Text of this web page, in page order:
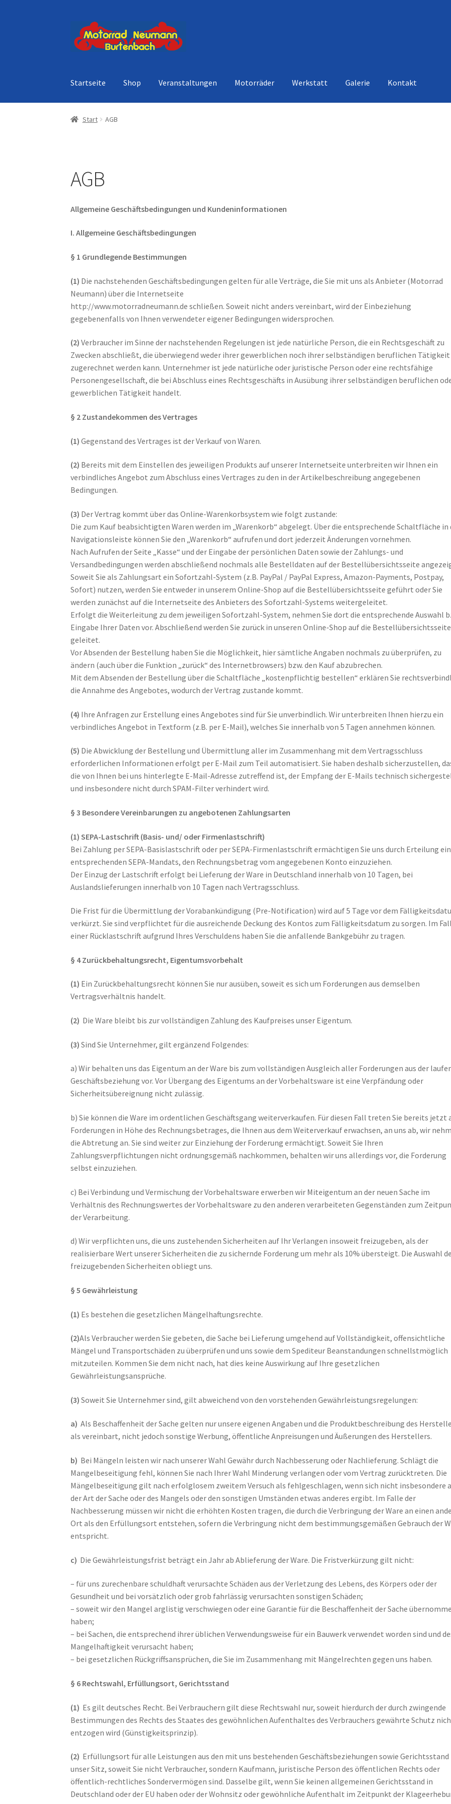
Zur
Navigation
springen
Zum
Inhalt
springen
Startseite Shop Veranstaltungen Motorräder Werkstatt Galerie Kontakt
Start AGB
AGB
Allgemeine Geschäftsbedingungen und Kundeninformationen
I. Allgemeine Geschäftsbedingungen
§ 1 Grundlegende Bestimmungen
(1) Die nachstehenden Geschäftsbedingungen gelten für alle Verträge, die Sie mit uns als Anbieter (Motorrad
Neumann) über die Internetseite
http://www.motorradneumann.de schließen. Soweit nicht anders vereinbart, wird der Einbeziehung
gegebenenfalls von Ihnen verwendeter eigener Bedingungen widersprochen.
(2) Verbraucher im Sinne der nachstehenden Regelungen ist jede natürliche Person, die ein Rechtsgeschäft zu
Zwecken abschließt, die überwiegend weder ihrer gewerblichen noch ihrer selbständigen beruflichen Tätigkeit
zugerechnet werden kann. Unternehmer ist jede natürliche oder juristische Person oder eine rechtsfähige
Personengesellschaft, die bei Abschluss eines Rechtsgeschäfts in Ausübung ihrer selbständigen beruflichen
gewerblichen Tätigkeit handelt.
§ 2 Zustandekommen des Vertrages
(1) Gegenstand des Vertrages ist der Verkauf von Waren.
(2) Bereits mit dem Einstellen des jeweiligen Produkts auf unserer Internetseite unterbreiten wir Ihnen ein
verbindliches Angebot zum Abschluss eines Vertrages zu den in der Artikelbeschreibung angegebenen
Bedingungen.
(3) Der Vertrag kommt über das Online-Warenkorbsystem wie folgt zustande:
Die zum Kauf beabsichtigten Waren werden im „Warenkorb“ abgelegt. Über die entsprechende Schaltfläche in
Navigationsleiste können Sie den „Warenkorb“ aufrufen und dort jederzeit Änderungen vornehmen.
Nach Aufrufen der Seite „Kasse“ und der Eingabe der persönlichen Daten sowie der Zahlungs- und
Versandbedingungen werden abschließend nochmals alle Bestelldaten auf der Bestellübersichtsseite
Soweit Sie als Zahlungsart ein Sofortzahl-System (z.B. PayPal / PayPal Express, Amazon-Payments, Postpay,
Sofort) nutzen, werden Sie entweder in unserem Online-Shop auf die Bestellübersichtsseite geführt oder Sie
werden zunächst auf die Internetseite des Anbieters des Sofortzahl-Systems weitergeleitet.
Erfolgt die Weiterleitung zu dem jeweiligen Sofortzahl-System, nehmen Sie dort die entsprechende Auswahl
Eingabe Ihrer Daten vor. Abschließend werden Sie zurück in unseren Online-Shop auf die Bestellübersichtsseite
geleitet.
Vor Absenden der Bestellung haben Sie die Möglichkeit, hier sämtliche Angaben nochmals zu überprüfen, zu
ändern (auch über die Funktion „zurück“ des Internetbrowsers) bzw. den Kauf abzubrechen.
Mit dem Absenden der Bestellung über die Schaltfläche „kostenpflichtig bestellen“ erklären Sie
die Annahme des Angebotes, wodurch der Vertrag zustande kommt.
(4) Ihre Anfragen zur Erstellung eines Angebotes sind für Sie unverbindlich. Wir unterbreiten Ihnen hierzu ein
verbindliches Angebot in Textform (z.B. per E-Mail), welches Sie innerhalb von 5 Tagen annehmen können.
(5) Die Abwicklung der Bestellung und Übermittlung aller im Zusammenhang mit dem Vertragsschluss
erforderlichen Informationen erfolgt per E-Mail zum Teil automatisiert. Sie haben deshalb sicherzustellen,
die von Ihnen bei uns hinterlegte E-Mail-Adresse zutreffend ist, der Empfang der E-Mails technisch
und insbesondere nicht durch SPAM-Filter verhindert wird.
§ 3 Besondere Vereinbarungen zu angebotenen Zahlungsarten
(1) SEPA-Lastschrift (Basis- und/ oder Firmenlastschrift)
Bei Zahlung per SEPA-Basislastschrift oder per SEPA-Firmenlastschrift ermächtigen Sie uns durch Erteilung
entsprechenden SEPA-Mandats, den Rechnungsbetrag vom angegebenen Konto einzuziehen.
Der Einzug der Lastschrift erfolgt bei Lieferung der Ware in Deutschland innerhalb von 10 Tagen, bei
Auslandslieferungen innerhalb von 10 Tagen nach Vertragsschluss.
Die Frist für die Übermittlung der Vorabankündigung (Pre-Notification) wird auf 5 Tage vor dem
verkürzt. Sie sind verpflichtet für die ausreichende Deckung des Kontos zum Fälligkeitsdatum zu sorgen. Im
einer Rücklastschrift aufgrund Ihres Verschuldens haben Sie die anfallende Bankgebühr zu tragen.
§ 4 Zurückbehaltungsrecht, Eigentumsvorbehalt
(1) Ein Zurückbehaltungsrecht können Sie nur ausüben, soweit es sich um Forderungen aus demselben
Vertragsverhältnis handelt.
(2) Die Ware bleibt bis zur vollständigen Zahlung des Kaufpreises unser Eigentum.
(3) Sind Sie Unternehmer, gilt ergänzend Folgendes:
a) Wir behalten uns das Eigentum an der Ware bis zum vollständigen Ausgleich aller Forderungen aus der
Geschäftsbeziehung vor. Vor Übergang des Eigentums an der Vorbehaltsware ist eine Verpfändung oder
Sicherheitsübereignung nicht zulässig.
b) Sie können die Ware im ordentlichen Geschäftsgang weiterverkaufen. Für diesen Fall treten Sie bereits jetzt
Forderungen in Höhe des Rechnungsbetrages, die Ihnen aus dem Weiterverkauf erwachsen, an uns ab, wir
die Abtretung an. Sie sind weiter zur Einziehung der Forderung ermächtigt. Soweit Sie Ihren
Zahlungsverpflichtungen nicht ordnungsgemäß nachkommen, behalten wir uns allerdings vor, die Forderung
selbst einzuziehen.
c) Bei Verbindung und Vermischung der Vorbehaltsware erwerben wir Miteigentum an der neuen Sache im
Verhältnis des Rechnungswertes der Vorbehaltsware zu den anderen verarbeiteten Gegenständen zum
der Verarbeitung.
d) Wir verpflichten uns, die uns zustehenden Sicherheiten auf Ihr Verlangen insoweit freizugeben, als der
realisierbare Wert unserer Sicherheiten die zu sichernde Forderung um mehr als 10% übersteigt. Die Auswahl
freizugebenden Sicherheiten obliegt uns.
§ 5 Gewährleistung
(1) Es bestehen die gesetzlichen Mängelhaftungsrechte.
(2)Als Verbraucher werden Sie gebeten, die Sache bei Lieferung umgehend auf Vollständigkeit, offensichtliche
Mängel und Transportschäden zu überprüfen und uns sowie dem Spediteur Beanstandungen schnellstmöglich
mitzuteilen. Kommen Sie dem nicht nach, hat dies keine Auswirkung auf Ihre gesetzlichen
Gewährleistungsansprüche.
(3) Soweit Sie Unternehmer sind, gilt abweichend von den vorstehenden Gewährleistungsregelungen:
a)Als Beschaffenheit der Sache gelten nur unsere eigenen Angaben und die Produktbeschreibung des
als vereinbart, nicht jedoch sonstige Werbung, öffentliche Anpreisungen und Äußerungen des Herstellers.
b) Bei Mängeln leisten wir nach unserer Wahl Gewähr durch Nachbesserung oder Nachlieferung. Schlägt die
Mangelbeseitigung fehl, können Sie nach Ihrer Wahl Minderung verlangen oder vom Vertrag zurücktreten. Die
Mängelbeseitigung gilt nach erfolglosem zweitem Versuch als fehlgeschlagen, wenn sich nicht insbesondere
der Art der Sache oder des Mangels oder den sonstigen Umständen etwas anderes ergibt. Im Falle der
Nachbesserung müssen wir nicht die erhöhten Kosten tragen, die durch die Verbringung der Ware an einen
Ort als den Erfüllungsort entstehen, sofern die Verbringung nicht dem bestimmungsgemäßen Gebrauch der
entspricht.
c) Die Gewährleistungsfrist beträgt ein Jahr ab Ablieferung der Ware. Die Fristverkürzung gilt nicht:
– für uns zurechenbare schuldhaft verursachte Schäden aus der Verletzung des Lebens, des Körpers oder der
Gesundheit und bei vorsätzlich oder grob fahrlässig verursachten sonstigen Schäden;
– soweit wir den Mangel arglistig verschwiegen oder eine Garantie für die Beschaffenheit der Sache
haben;
– bei Sachen, die entsprechend ihrer üblichen Verwendungsweise für ein Bauwerk verwendet worden sind und
Mangelhaftigkeit verursacht haben;
– bei gesetzlichen Rückgriffsansprüchen, die Sie im Zusammenhang mit Mängelrechten gegen uns haben.
§ 6 Rechtswahl, Erfüllungsort, Gerichtsstand
(1) Es gilt deutsches Recht. Bei Verbrauchern gilt diese Rechtswahl nur, soweit hierdurch der durch zwingende
Bestimmungen des Rechts des Staates des gewöhnlichen Aufenthaltes des Verbrauchers gewährte Schutz
entzogen wird (Günstigkeitsprinzip).
(2) Erfüllungsort für alle Leistungen aus den mit uns bestehenden Geschäftsbeziehungen sowie Gerichtsstand
unser Sitz, soweit Sie nicht Verbraucher, sondern Kaufmann, juristische Person des öffentlichen Rechts oder
öffentlich-rechtliches Sondervermögen sind. Dasselbe gilt, wenn Sie keinen allgemeinen Gerichtsstand in
Deutschland oder der EU haben oder der Wohnsitz oder gewöhnliche Aufenthalt im Zeitpunkt der